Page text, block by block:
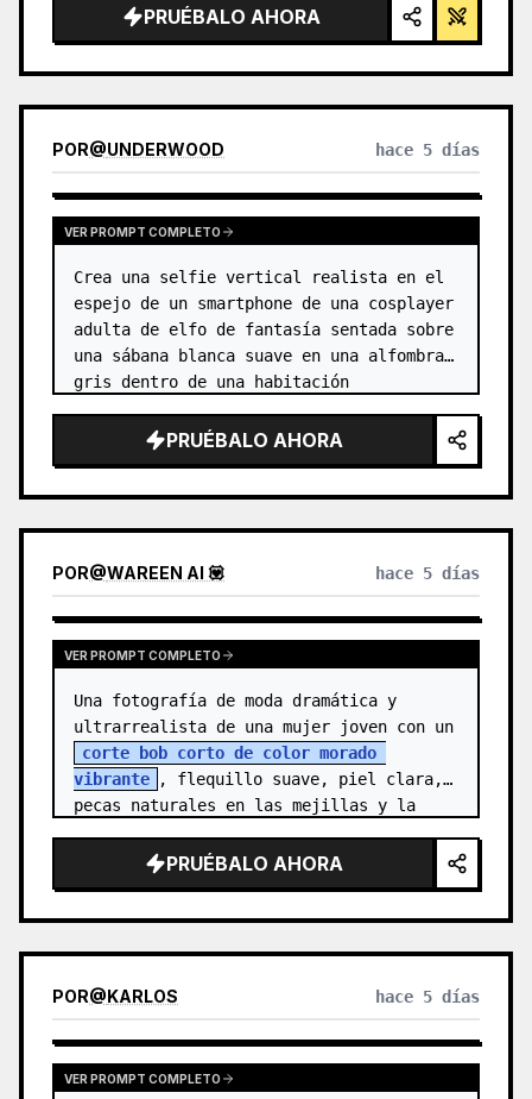
3D altamente realista. Reemplaza las
rampas lisas por escalones de piedra
PRUÉBALO AHORA
POR@UNDERWOOD hace 5 días
VER PROMPT COMPLETO
Crea una selfie vertical realista en el
espejo de un smartphone de una cosplayer
adulta de elfo de fantasía sentada sobre
una sábana blanca suave en una alfombra
gris dentro de una habitación
{argument name="character n…
PRUÉBALO AHORA
POR@WAREEN AI 💟 hace 5 días
VER PROMPT COMPLETO
Una fotografía de moda dramática y
corte bob corto de color morado
vibrante
, flequillo suave, piel clara,
pecas naturales en las mejillas y la
PRUÉBALO AHORA
POR@KARLOS hace 5 días
VER PROMPT COMPLETO